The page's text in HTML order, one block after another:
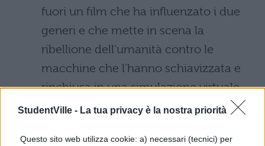
StudentVille - La tua privacy è la nostra priorità
Questo sito web utilizza cookie: a) necessari (tecnici) per
fuori un film che ha influenzato i due
generi e che mette in scena la
ribellione dell'umanità contro le
macchine che l'hanno schiavizzata e
rinchiusa in una simulazione virtuale.
Interstellar (2014): la razza umana
prossima all'estinzione punta tutto su